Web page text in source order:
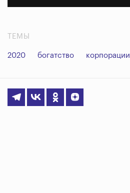
ТЕМЫ
2020 богатство корпорации